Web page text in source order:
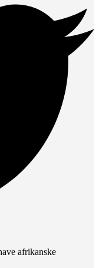
afrikanske